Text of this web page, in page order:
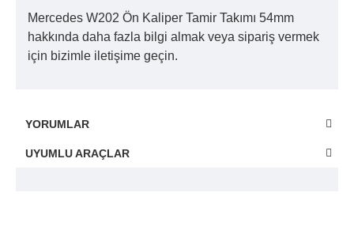
Mercedes W202 Ön Kaliper Tamir Takımı 54mm
hakkında daha fazla bilgi almak veya sipariş vermek
için bizimle iletişime geçin.
YORUMLAR
UYUMLU ARAÇLAR